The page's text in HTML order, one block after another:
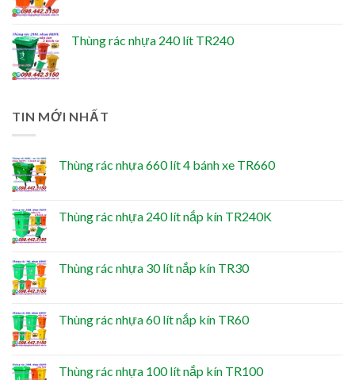
Thùng rác nhựa 240 lít TR240
TIN MỚI NHẤT
Thùng rác nhựa 660 lít 4 bánh xe TR660
Thùng rác nhựa 240 lít nắp kín TR240K
Thùng rác nhựa 30 lít nắp kín TR30
Thùng rác nhựa 60 lít nắp kín TR60
Thùng rác nhựa 100 lít nắp kín TR100